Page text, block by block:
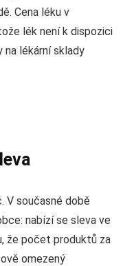
Cena léku v
lék není k dispozici
na lékární sklady
V současné době
nabízí se sleva ve
že počet produktů za
omezený